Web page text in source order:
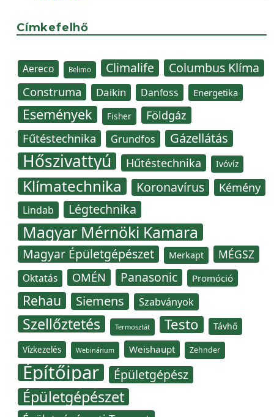
Címkefelhő
Aereco Belimo Climalife Columbus Klíma
Construma Daikin Danfoss Energetika
Események Fisher Földgáz
Fűtéstechnika Grundfos Gázellátás
Hőszivattyú Hűtéstechnika Ivóvíz
Klímatechnika Koronavírus Kémény
Lindab Légtechnika
Magyar Mérnöki Kamara
Magyar Épületgépészet Merkapt MÉGSZ
Oktatás OMÉN Panasonic Promóció
Rehau Siemens Szabványok
Szellőztetés Termosztát Testo Távhő
Vízkezelés Webinárium Weishaupt Zehnder
Építőipar Épületgépész
Épületgépészet